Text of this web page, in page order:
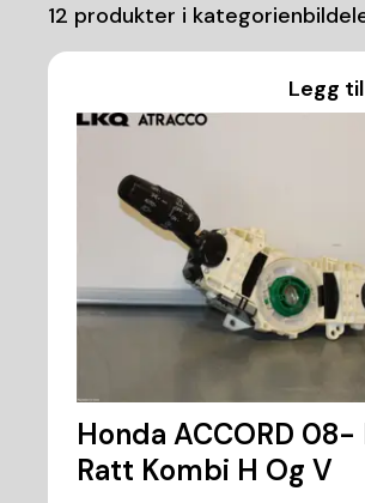
12 produkter i kategorien
Legg
Honda ACCORD
Ratt Kombi H Og V